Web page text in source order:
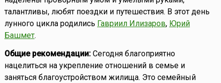
талантливы, любят поездки и путешествия. В этот день
лунного цикла родились Гавриил Илизаров, Юрий
Башмет.
Общие рекомендации: Сегодня благоприятно
нацелиться на укрепление отношений в семье и
заняться благоустройством жилища. Это семейный